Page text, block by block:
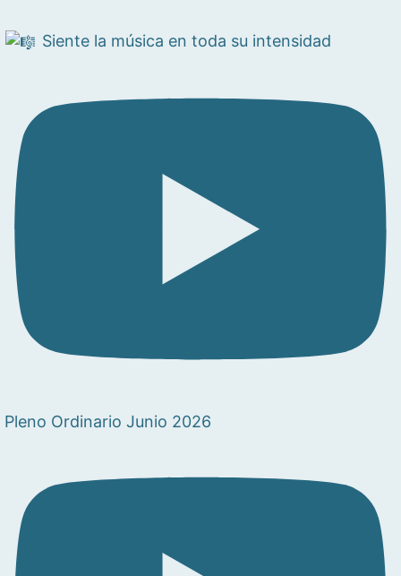
Siente la música en toda su intensidad
Pleno Ordinario Junio 2026